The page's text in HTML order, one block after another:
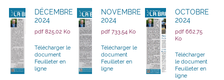
DÉCEMBRE
2024
pdf 825,02 Ko
Télécharger le
document
Feuilleter en
ligne
NOVEMBRE
2024
pdf 733,54 Ko
Télécharger le
document
Feuilleter en
ligne
OCTOBRE
2024
pdf 662,75
Ko
Télécharger
le document
Feuilleter en
ligne